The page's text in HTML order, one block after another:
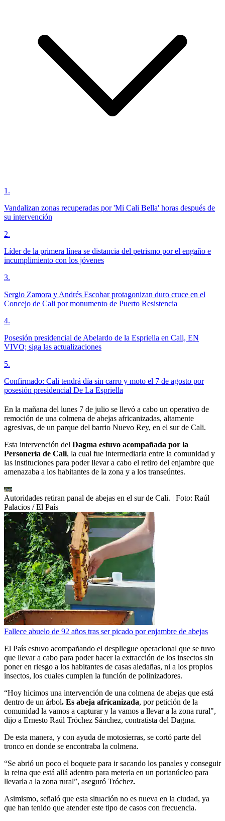
1 .
Vandalizan zonas recuperadas por 'Mi Cali Bella' horas después de
su intervención
2.
Líder de la primera línea se distancia del petrismo por el engaño e
incumplimiento con los jóvenes
3.
Sergio Zamora y Andrés Escobar protagonizan duro cruce en el
Concejo de Cali por monumento de Puerto Resistencia
4.
Posesión presidencial de Abelardo de la Espriella en Cali, EN
VIVO; siga las actualizaciones
5.
Confirmado: Cali tendrá día sin carro y moto el 7 de agosto por
posesión presidencial De La Espriella
En la mañana del lunes 7 de julio se llevó a cabo un operativo de
remoción de una colmena de abejas africanizadas, altamente
agresivas, de un parque del barrio Nuevo Rey, en el sur de Cali.
Esta intervención del Dagma estuvo acompañada por la
Personería de Cali, la cual fue intermediaria entre la comunidad y
las instituciones para poder llevar a cabo el retiro del enjambre que
amenazaba a los habitantes de la zona y a los transeúntes.
Autoridades retiran panal de abejas en el sur de Cali. | Foto: Raúl
Palacios / El País
Fallece abuelo de 92 años tras ser picado por enjambre de abejas
El País estuvo acompañando el despliegue operacional que se tuvo
que llevar a cabo para poder hacer la extracción de los insectos sin
poner en riesgo a los habitantes de casas aledañas, ni a los propios
insectos, los cuales cumplen la función de polinizadores.
“Hoy hicimos una intervención de una colmena de abejas que está
dentro de un árbol. Es abeja africanizada, por petición de la
comunidad la vamos a capturar y la vamos a llevar a la zona rural",
dijo a Ernesto Raúl Tróchez Sánchez, contratista del Dagma.
De esta manera, y con ayuda de motosierras, se cortó parte del
tronco en donde se encontraba la colmena.
“Se abrió un poco el boquete para ir sacando los panales y conseguir
la reina que está allá adentro para meterla en un portanúcleo para
llevarla a la zona rural”, aseguró Tróchez.
Asimismo, señaló que esta situación no es nueva en la ciudad, ya
que han tenido que atender este tipo de casos con frecuencia.